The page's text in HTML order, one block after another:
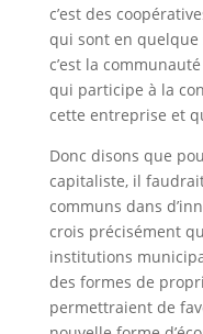
c’est des
qui sont en quelque
c’est la
qui participe à la
cette entreprise et
Donc disons que
capitaliste, il
communs dans
crois précisément
institutions
des formes de
permettraient de